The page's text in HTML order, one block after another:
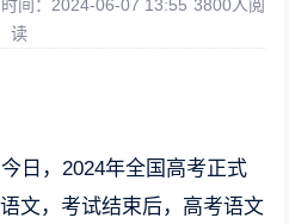
时间：2024-06-07 13:55 3800人阅
读
日，2024年全国高考正式
文，考试结束后，高考语文